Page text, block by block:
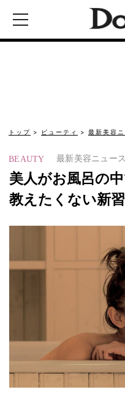
トップ ビューティ 最新美容ニ
BEAUTY 最新美容ニュース
美人がお風呂の
教えたくない新